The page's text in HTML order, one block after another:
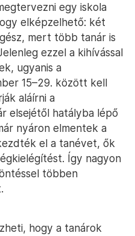
egy iskola
elképzelhető: két
mert több tanár is
ezzel a kihívással
ugyanis a
15–29. között kell
aláírni a
elsejétől hatályba lépő
nyáron elmentek a
el a tanévet, ők
Így nagyon
többen
hogy a tanárok